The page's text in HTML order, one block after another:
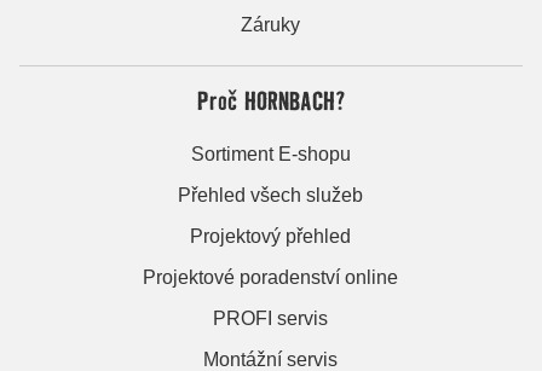
Záruky
Proč HORNBACH?
Sortiment E-shopu
Přehled všech služeb
Projektový přehled
Projektové poradenství online
PROFI servis
Montážní servis